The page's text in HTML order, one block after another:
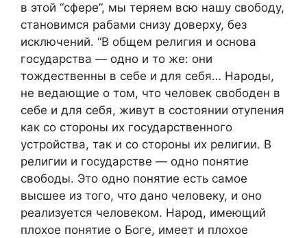
в этой “сфере”, мы теряем всю нашу свободу,
становимся рабами снизу доверху, без
исключений. “В общем религия и основа
государства — одно и то же: они
тождественны в себе и для себя… Народы,
не ведающие о том, что человек свободен в
себе и для себя, живут в состоянии отупения
как со стороны их государственного
устройства, так и со стороны их религии. В
религии и государстве — одно понятие
свободы. Это одно понятие есть самое
высшее из того, что дано человеку, и оно
реализуется человеком. Народ, имеющий
плохое понятие о Боге, имеет и плохое